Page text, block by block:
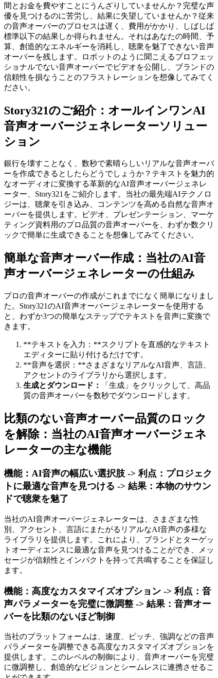
間とお金を費やすことにうんざりしていませんか？完璧な声
優を見つけるのに苦労し、結果に失望していませんか？従来
の音声オーバーのプロセスは遅く、費用がかかり、しばしば
標準以下の結果しか得られません。それはあなたの時間、予
算、創造的なエネルギーを消耗し、聴衆を魅了できない音声
オーバーを残します。ロボットのように聞こえるプロフェッ
ショナルでない音声オーバーでビデオを公開し、ブランドの
信頼性を損なうことのフラストレーションを想像してみてく
ださい。
Story321のご紹介：オールインワンAI
音声オーバージェネレーターソリュー
ション
銀行を壊すことなく、数秒で素晴らしいリアルな音声オーバ
ーを作成できるとしたらどうでしょうか？テキストを魅力的
なオーディオに変換する革新的なAI音声オーバージェネレ
ーター、Story321をご紹介します。当社の最先端AIテクノロ
ジーは、聴衆を引き込み、コンテンツを高める自然な音声オ
ーバーを提供します。ビデオ、プレゼンテーション、マーケ
ティング資料用のプロ品質の音声オーバーを、わずか数クリ
ックで簡単に生成できることを想像してみてください。
簡単な音声オーバー作成：当社のAI音
声オーバージェネレーターの仕組み
プロの音声オーバーの作成がこれまでになく簡単になりまし
た。Story321のAI音声オーバージェネレーターを使用する
と、わずか3つの簡単なステップでテキストを音声に変換で
きます。
**テキストを入力：**スクリプトを直感的なテキスト
エディターに貼り付けるだけです。
**音声を選択：**さまざまなリアルなAI音声、言語、
アクセントのライブラリから選択します。
生成とダウンロード：
「生成」をクリックして、高品
質の音声オーバーを数秒でダウンロードします。
比類のない音声オーバー品質のロック
を解除：当社のAI音声オーバージェネ
レーターの主な機能
機能：AI音声の幅広い選択肢 -> 利点：プロジェク
トに最適な音声を見つける -> 結果：本物のサウン
ドで聴衆を魅了
当社のAI音声オーバージェネレーターは、さまざまな性
別、アクセント、言語にまたがるリアルなAI音声の多様な
ライブラリを提供します。これにより、ブランドとターゲッ
トオーディエンスに最適な音声を見つけることができ、メッ
セージが信頼性とインパクトを持って共鳴することを保証し
ます。
機能：高度なカスタマイズオプション -> 利点：音
声パラメーターを完璧に微調整 -> 結果：音声オー
バーを比類のないほど制御
当社のプラットフォームは、速度、ピッチ、強調などの音声
パラメーターを調整できる高度なカスタマイズオプションを
提供します。このレベルの制御により、音声オーバーを完璧
に微調整し、創造的なビジョンとシームレスに連携させるこ